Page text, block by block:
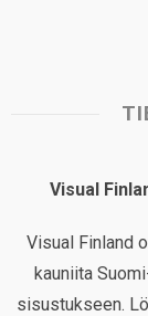
Visual
Visual Finland
kauniita
sisustukseen.